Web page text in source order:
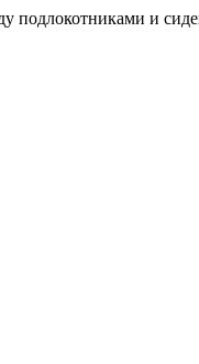
подлокотниками и